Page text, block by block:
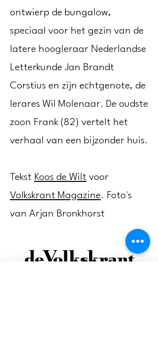
ontwierp de bungalow,
speciaal voor het gezin van de
latere hoogleraar Nederlandse
Letterkunde Jan Brandt
Corstius en zijn echtgenote, de
lerares Wil Molenaar. De oudste
zoon Frank (82) vertelt het
verhaal van een bijzonder huis.
Tekst Koos de Wilt voor
Volkskrant Magazine. Foto's
van Arjan Bronkhorst